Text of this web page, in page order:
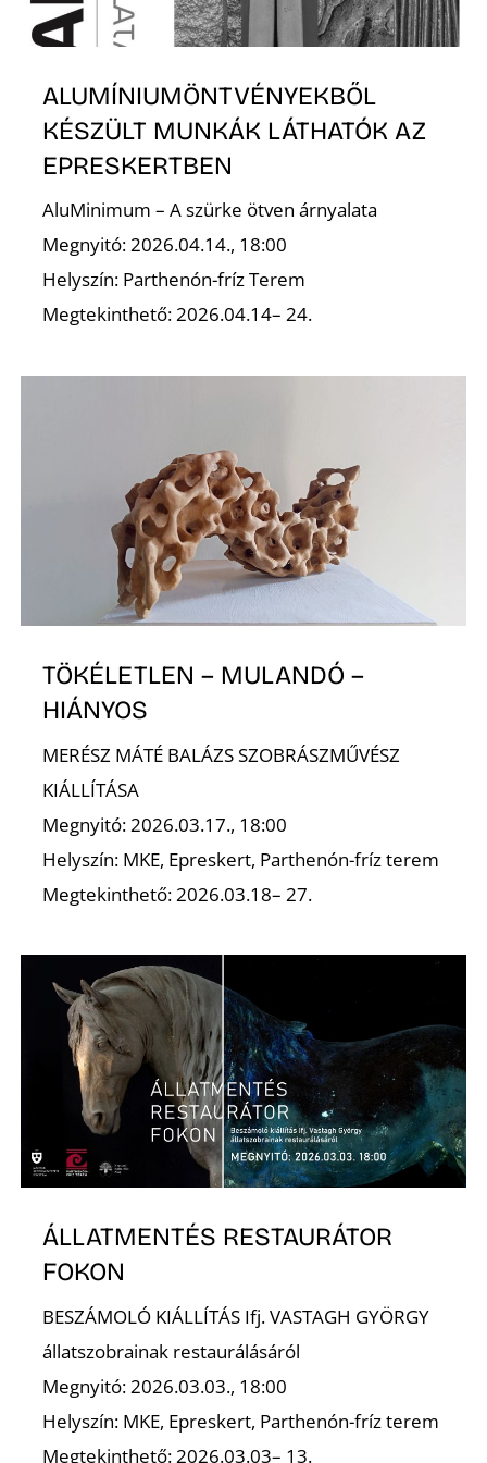
ALUMÍNIUMÖNTVÉNYEKBŐL
KÉSZÜLT MUNKÁK LÁTHATÓK AZ
EPRESKERTBEN
AluMinimum – A szürke ötven árnyalata
Megnyitó: 2026.04.14., 18:00
Helyszín: Parthenón-fríz Terem
Megtekinthető: 2026.04.14– 24.
TÖKÉLETLEN – MULANDÓ –
HIÁNYOS
MERÉSZ MÁTÉ BALÁZS SZOBRÁSZMŰVÉSZ
KIÁLLÍTÁSA
Megnyitó: 2026.03.17., 18:00
Helyszín: MKE, Epreskert, Parthenón-fríz terem
Megtekinthető: 2026.03.18– 27.
ÁLLATMENTÉS RESTAURÁTOR
FOKON
BESZÁMOLÓ KIÁLLÍTÁS Ifj. VASTAGH GYÖRGY
állatszobrainak restaurálásáról
Megnyitó: 2026.03.03., 18:00
Helyszín: MKE, Epreskert, Parthenón-fríz terem
Megtekinthető: 2026.03.03– 13.